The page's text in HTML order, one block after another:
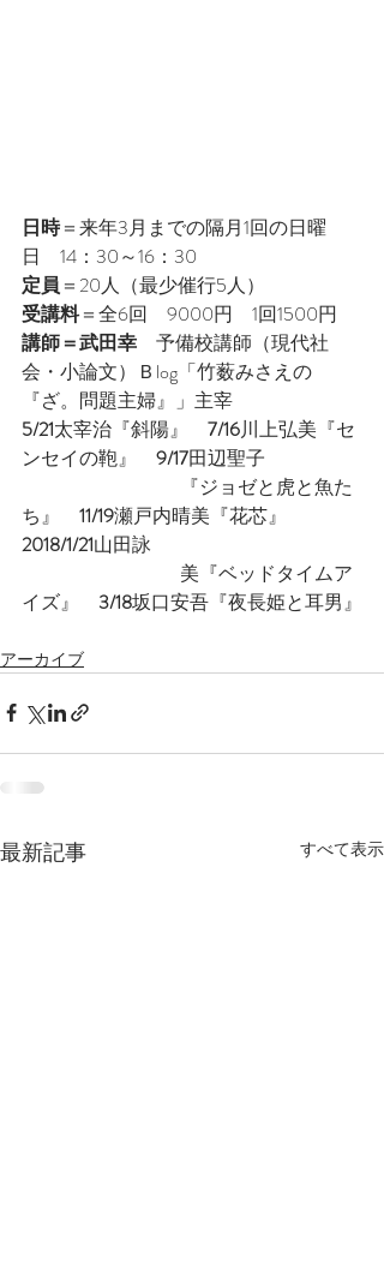
日時＝来年3月までの隔月1回の日曜
日　14：30～16：30
定員＝20人（最少催行5人）
受講料＝全6回　9000円　1回1500円
講師＝武田幸 予備校講師（現代社
会・小論文）Ｂlog「竹薮みさえの
『ざ。問題主婦』」主宰
5/21太宰治『斜陽』 7/16川上弘美『セ
ンセイの鞄』 9/17田辺聖子
ち』 11/19瀬戸内晴美『花芯』
2018/1/21山田詠
イズ』 3/18坂口安吾『夜長姫と耳男』
アーカイブ
最新記事 すべて表示